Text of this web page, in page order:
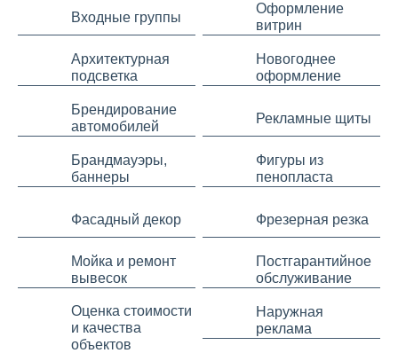
Входные группы
Оформление
витрин
Архитектурная
подсветка
Новогоднее
оформление
Брендирование
автомобилей
Рекламные щиты
Брандмауэры,
баннеры
Фигуры из
пенопласта
Фасадный декор Фрезерная резка
Мойка и ремонт
вывесок
Постгарантийное
обслуживание
Оценка стоимости
и качества
объектов
Наружная
реклама